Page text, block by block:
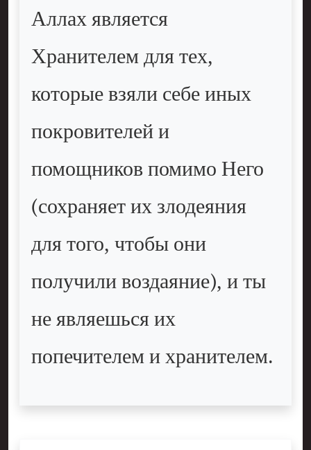
Аллах является
Хранителем для тех,
которые взяли себе иных
покровителей и
помощников помимо Него
(сохраняет их злодеяния
для того, чтобы они
получили воздаяние), и ты
не являешься их
попечителем и хранителем.